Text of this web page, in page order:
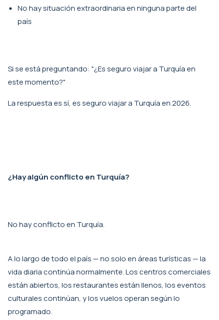
No hay situación extraordinaria en ninguna parte del
país
Si se está preguntando: "¿Es seguro viajar a Turquía en
este momento?"
La respuesta es sí, es seguro viajar a Turquía en 2026.
¿Hay algún conflicto en Turquía?
No hay conflicto en Turquía.
A lo largo de todo el país — no solo en áreas turísticas — la
vida diaria continúa normalmente. Los centros comerciales
están abiertos, los restaurantes están llenos, los eventos
culturales continúan, y los vuelos operan según lo
programado.